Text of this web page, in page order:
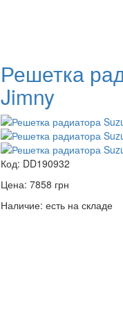
Решетка
Jimny
Код: DD190932
Цена: 7858 грн
Наличие: есть на складе